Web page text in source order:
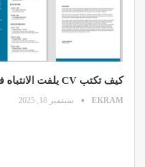
كيف تكتب CV يلفت الانتباه في ثوانٍ
EKRAM سبتمبر 18, 2025